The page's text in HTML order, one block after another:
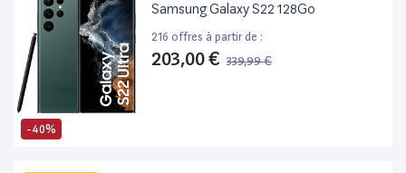
-40%
Samsung Galaxy S22 128Go
216 offres à partir de :
203,00 € 339,99 €